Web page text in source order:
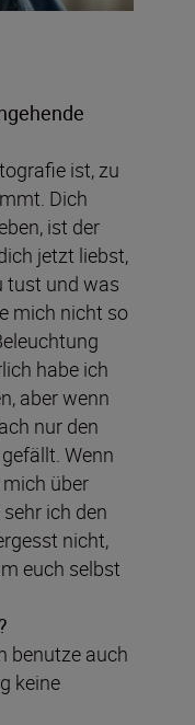
ist, zu
Dich
ist der
jetzt liebst,
tust und was
mich nicht so
habe ich
aber wenn
nur den
Wenn
mich über
ich den
nicht,
euch selbst
benutze auch
keine